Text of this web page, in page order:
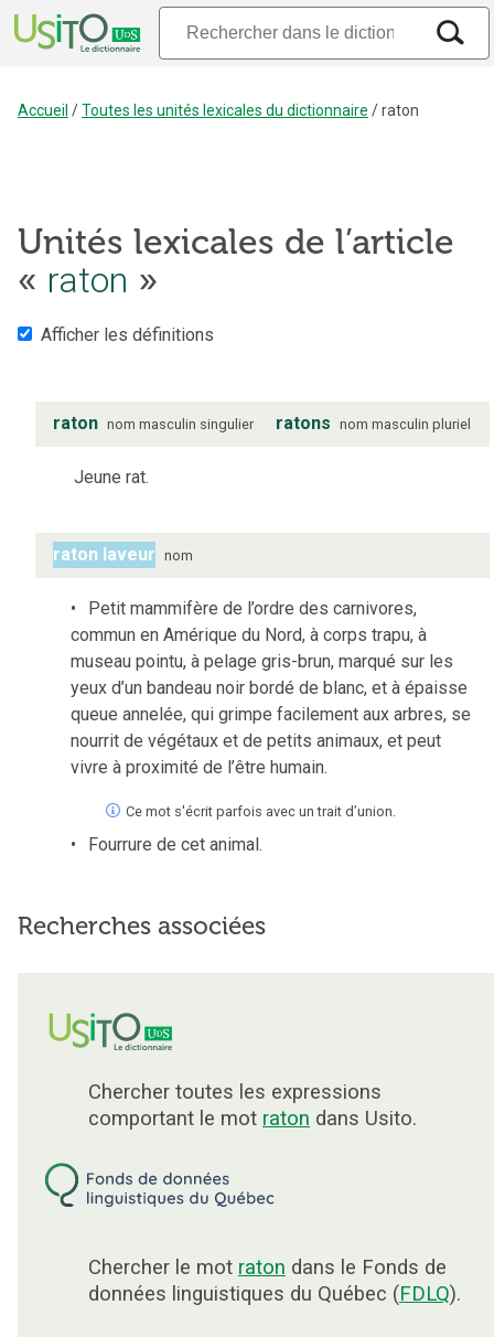
Accueil /Toutes les unités lexicales du dictionnaire /raton
Unités lexicales de l’article
« raton »
Afficher les définitions
raton nom masculin singulier ratons nom masculin pluriel
Jeune rat.
raton laveur nom
Petit mammifère de l’ordre des carnivores,
commun en Amérique du Nord, à corps trapu, à
museau pointu, à pelage gris-brun, marqué sur les
yeux d’un bandeau noir bordé de blanc, et à épaisse
queue annelée, qui grimpe facilement aux arbres, se
nourrit de végétaux et de petits animaux, et peut
vivre à proximité de l’être humain.
Ce mot s'écrit parfois avec un trait d’union.
Fourrure de cet animal.
Recherches associées
Chercher toutes les expressions
comportant le mot raton dans Usito.
Chercher le mot raton dans le Fonds de
données linguistiques du Québec (FDLQ).